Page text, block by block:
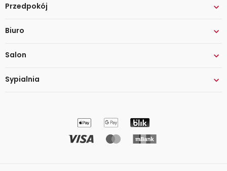
Przedpokój 
Biuro 
Salon 
Sypialnia 